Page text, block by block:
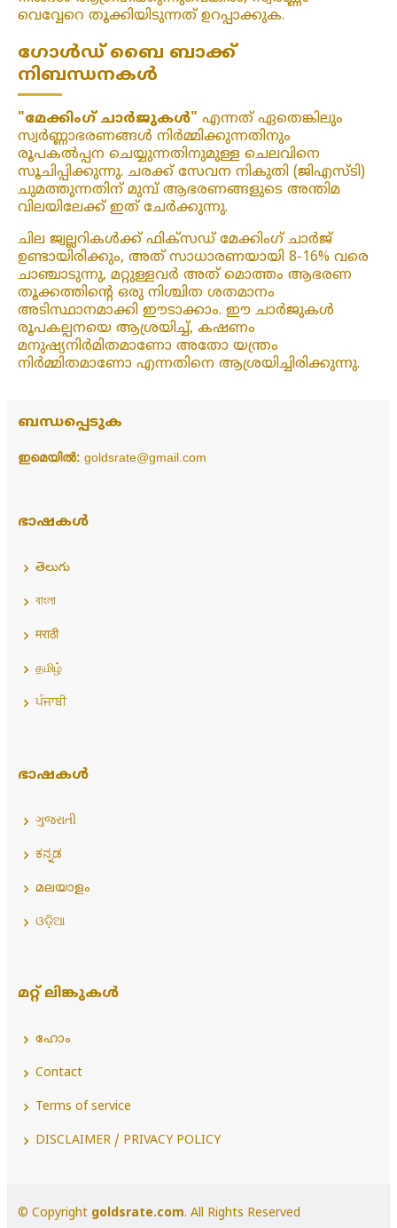
വെവ്വേറെ തൂക്കിയിടുന്നത് ഉറപ്പാക്കുക.
ഗോൾഡ് ബൈ ബാക്ക്
നിബന്ധനകൾ
"മേക്കിംഗ് ചാർജുകൾ" എന്നത് ഏതെങ്കിലും
സ്വർണ്ണാഭരണങ്ങൾ നിർമ്മിക്കുന്നതിനും
രൂപകൽപ്പന ചെയ്യുന്നതിനുമുള്ള ചെലവിനെ
സൂചിപ്പിക്കുന്നു. ചരക്ക് സേവന നികുതി (ജിഎസ്ടി)
ചുമത്തുന്നതിന് മുമ്പ് ആഭരണങ്ങളുടെ അന്തിമ
വിലയിലേക്ക് ഇത് ചേർക്കുന്നു.
ചില ജ്വല്ലറികൾക്ക് ഫിക്‌സഡ് മേക്കിംഗ് ചാർജ്
ഉണ്ടായിരിക്കും, അത് സാധാരണയായി 8-16% വരെ
ചാഞ്ചാടുന്നു, മറ്റുള്ളവർ അത് മൊത്തം ആഭരണ
തൂക്കത്തിന്റെ ഒരു നിശ്ചിത ശതമാനം
അടിസ്ഥാനമാക്കി ഈടാക്കാം. ഈ ചാർജുകൾ
രൂപകല്പനയെ ആശ്രയിച്ച്, കഷണം
മനുഷ്യനിർമിതമാണോ അതോ യന്ത്രം
നിർമ്മിതമാണോ എന്നതിനെ ആശ്രയിച്ചിരിക്കുന്നു.
ബന്ധപ്പെടുക
ഇമെയിൽ: goldsrate@gmail.com
ഭാഷകൾ
తెలుగు
বাংলা
मराठी
தமிழ்
ਪੰਜਾਬੀ
ഭാഷകൾ
ગુજરાતી
ಕನ್ನಡ
മലയാളം
ଓଡ଼ିଆ
മറ്റ് ലിങ്കുകൾ
ഹോം
Contact
Terms of service
DISCLAIMER / PRIVACY POLICY
© Copyright goldsrate.com. All Rights Reserved